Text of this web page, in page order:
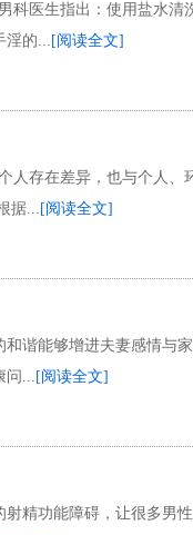
科医生指出：使用盐水
淫的... [阅读全文]
人存在差异，也与个人
据... [阅读全文]
谐能够增进夫妻感情与
问... [阅读全文]
精功能障碍，让很多男